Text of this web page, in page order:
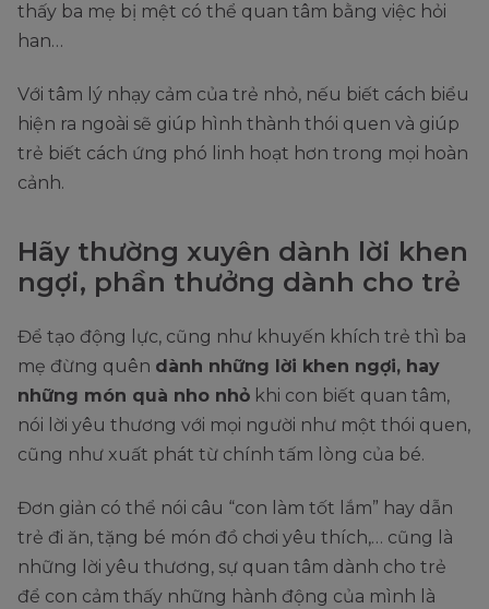
thấy ba mẹ bị mệt có thể quan tâm bằng việc hỏi
han…
Với tâm lý nhạy cảm của trẻ nhỏ, nếu biết cách biểu
hiện ra ngoài sẽ giúp hình thành thói quen và giúp
trẻ biết cách ứng phó linh hoạt hơn trong mọi hoàn
cảnh.
Hãy thường xuyên dành lời khen
ngợi, phần thưởng dành cho trẻ
Để tạo động lực, cũng như khuyến khích trẻ thì ba
mẹ đừng quên dành những lời khen ngợi, hay
những món quà nho nhỏ khi con biết quan tâm,
nói lời yêu thương với mọi người như một thói quen,
cũng như xuất phát từ chính tấm lòng của bé.
Đơn giản có thể nói câu “con làm tốt lắm” hay dẫn
trẻ đi ăn, tặng bé món đồ chơi yêu thích,… cũng là
những lời yêu thương, sự quan tâm dành cho trẻ
để con cảm thấy những hành động của mình là